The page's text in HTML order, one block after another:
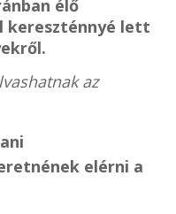
élő
kereszténnyé lett
az
elérni a